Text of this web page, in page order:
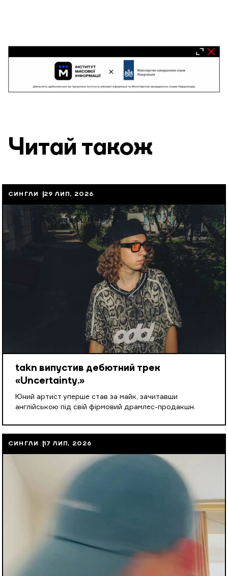
Читай також
СИНГЛИ 29 ЛИП, 2026
takn випустив дебютний трек
«Uncertainty.»
Юний артист уперше став за майк, зачитавши
англійською під свій фірмовий драмлес-продакшн.
СИНГЛИ 17 ЛИП, 2026